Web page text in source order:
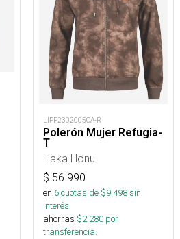
LIPP2302005CA-R
Polerón Mujer Refugia-
T
Haka Honu
$ 56.990
en 6cuotas de $9.498sin
interés
ahorras $2.280 por
transferencia.